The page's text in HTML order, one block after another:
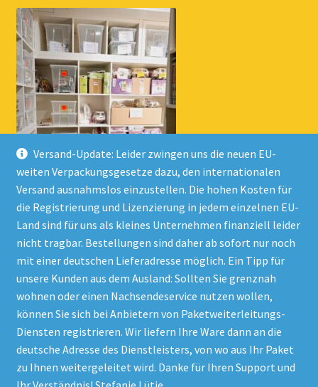
Versand-Update: Leider zwingen uns die neuen EU-
weiten Verpackungsgesetze dazu, den internationalen
Versand ausnahmslos einzustellen. Die hohen Kosten für
die Registrierung und Lizenzierung in jedem einzelnen EU-
Land sind für uns als kleines Unternehmen finanziell leider
nicht tragbar. Bestellungen sind daher ab sofort nur noch
mit einer deutschen Lieferadresse möglich. Ein Tipp für
unsere Kunden aus dem Ausland: Sollten Sie grenznah
wohnen oder einen Nachsendeservice nutzen wollen,
können Sie sich bei Anbietern von Paketweiterleitungs-
Diensten registrieren. Wir liefern Ihre Ware dann an die
deutsche Adresse des Dienstleisters, von wo aus Ihr Paket
zu Ihnen weitergeleitet wird. Danke für Ihren Support und
© Onlineshop Kinderlino 2026
Datenschutzerklärung
Erstellt mit WooCommerce.
Vertrag widerrufen